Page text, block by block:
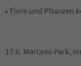
• Tiere und Pflanzen
17.6. Marconi-Park,